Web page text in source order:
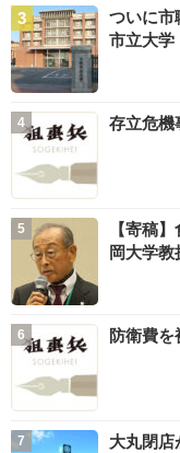
ついに
市立大
存立危機
【寄稿
岡大学
防衛費
大丸閉